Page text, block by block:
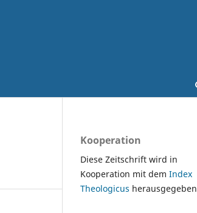
Kooperation
Diese Zeitschrift wird in
Kooperation mit dem Index
Theologicus herausgegeben